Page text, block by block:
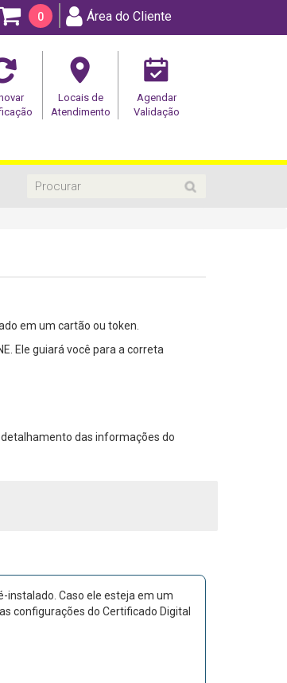
0 Área do Cliente
Agendar
Validação
Locais de
Atendimento
em um cartão ou token.
Ele guiará você para a correta
das informações do
instalado. Caso ele esteja em um
configurações do Certificado Digital